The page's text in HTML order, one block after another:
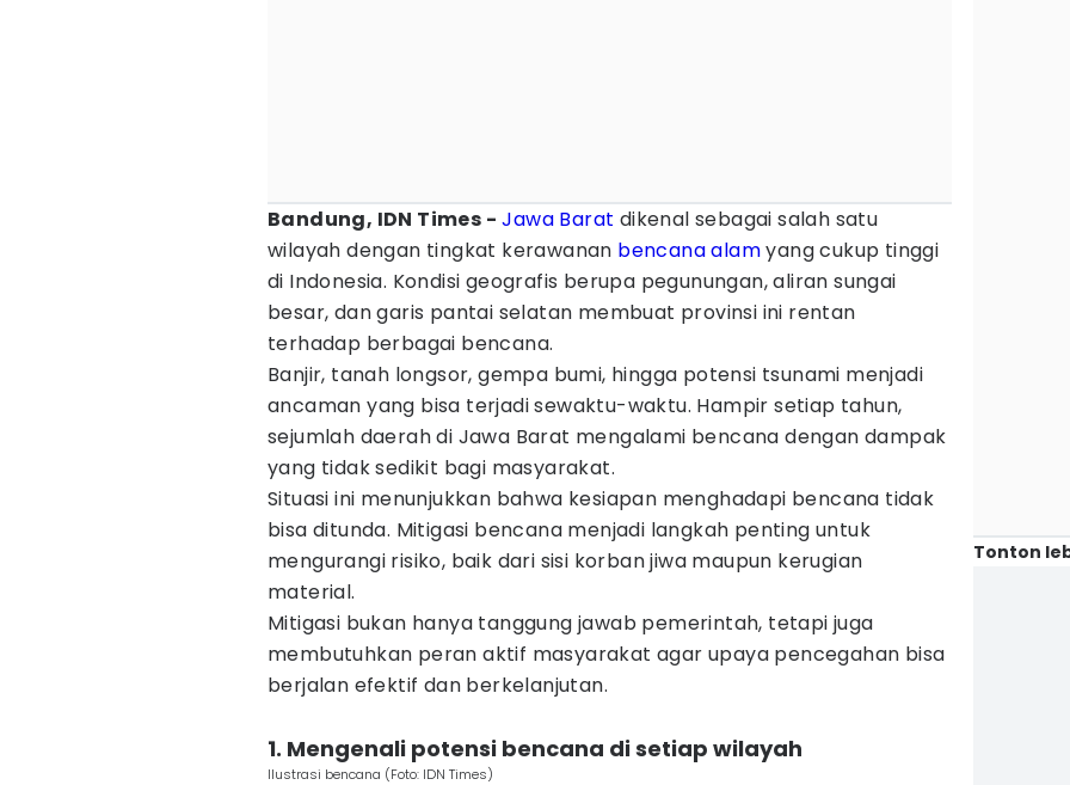
Bandung, IDN Times - Jawa Barat dikenal sebagai salah satu
wilayah dengan tingkat kerawanan bencana alamyang cukup tinggi
di Indonesia. Kondisi geografis berupa pegunungan, aliran sungai
besar, dan garis pantai selatan membuat provinsi ini rentan
terhadap berbagai bencana.
Banjir, tanah longsor, gempa bumi, hingga potensi tsunami menjadi
ancaman yang bisa terjadi sewaktu-waktu. Hampir setiap tahun,
sejumlah daerah di Jawa Barat mengalami bencana dengan dampak
yang tidak sedikit bagi masyarakat.
Situasi ini menunjukkan bahwa kesiapan menghadapi bencana tidak
bisa ditunda. Mitigasi bencana menjadi langkah penting untuk
mengurangi risiko, baik dari sisi korban jiwa maupun kerugian
material.
Mitigasi bukan hanya tanggung jawab pemerintah, tetapi juga
membutuhkan peran aktif masyarakat agar upaya pencegahan bisa
berjalan efektif dan berkelanjutan.
1. Mengenali potensi bencana di setiap wilayah
Ilustrasi bencana (Foto: IDN Times)
Tonton